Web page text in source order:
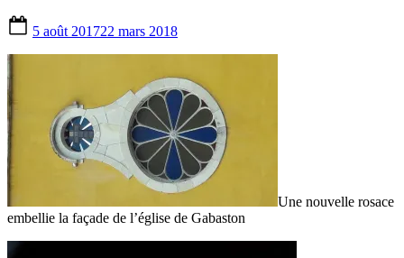
on
5 août 201722 mars 2018
Une nouvelle rosace
embellie la façade de l’église de Gabaston